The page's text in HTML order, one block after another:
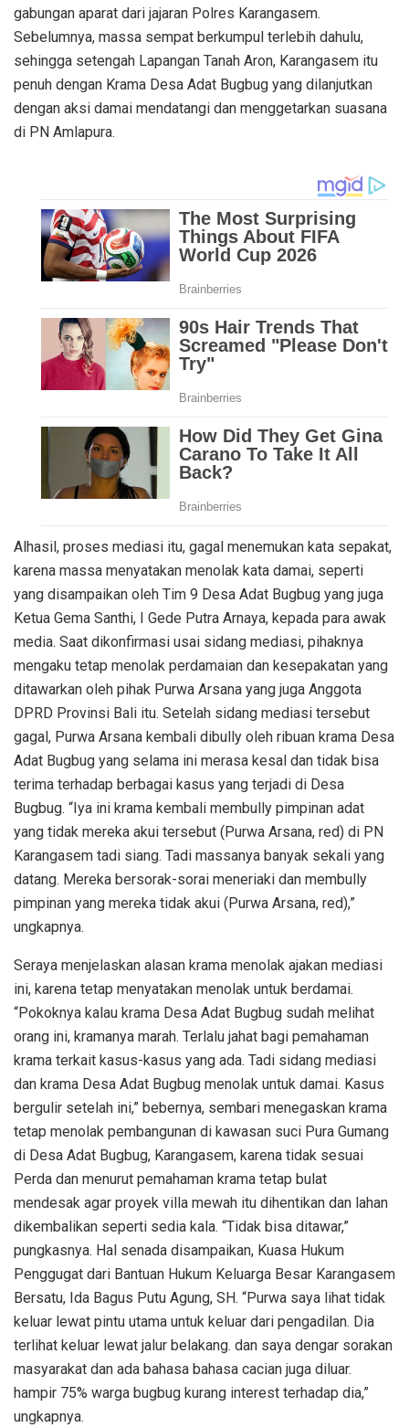
gabungan aparat dari jajaran Polres Karangasem.
Sebelumnya, massa sempat berkumpul terlebih dahulu,
sehingga setengah Lapangan Tanah Aron, Karangasem itu
penuh dengan Krama Desa Adat Bugbug yang dilanjutkan
dengan aksi damai mendatangi dan menggetarkan suasana
di PN Amlapura.
Alhasil, proses mediasi itu, gagal menemukan kata sepakat,
karena massa menyatakan menolak kata damai, seperti
yang disampaikan oleh Tim 9 Desa Adat Bugbug yang juga
Ketua Gema Santhi, I Gede Putra Arnaya, kepada para awak
media. Saat dikonfirmasi usai sidang mediasi, pihaknya
mengaku tetap menolak perdamaian dan kesepakatan yang
ditawarkan oleh pihak Purwa Arsana yang juga Anggota
DPRD Provinsi Bali itu. Setelah sidang mediasi tersebut
gagal, Purwa Arsana kembali dibully oleh ribuan krama Desa
Adat Bugbug yang selama ini merasa kesal dan tidak bisa
terima terhadap berbagai kasus yang terjadi di Desa
Bugbug. “Iya ini krama kembali membully pimpinan adat
yang tidak mereka akui tersebut (Purwa Arsana, red) di PN
Karangasem tadi siang. Tadi massanya banyak sekali yang
datang. Mereka bersorak-sorai meneriaki dan membully
pimpinan yang mereka tidak akui (Purwa Arsana, red),”
ungkapnya.
Seraya menjelaskan alasan krama menolak ajakan mediasi
ini, karena tetap menyatakan menolak untuk berdamai.
“Pokoknya kalau krama Desa Adat Bugbug sudah melihat
orang ini, kramanya marah. Terlalu jahat bagi pemahaman
krama terkait kasus-kasus yang ada. Tadi sidang mediasi
dan krama Desa Adat Bugbug menolak untuk damai. Kasus
bergulir setelah ini,” bebernya, sembari menegaskan krama
tetap menolak pembangunan di kawasan suci Pura Gumang
di Desa Adat Bugbug, Karangasem, karena tidak sesuai
Perda dan menurut pemahaman krama tetap bulat
mendesak agar proyek villa mewah itu dihentikan dan lahan
dikembalikan seperti sedia kala. “Tidak bisa ditawar,”
pungkasnya. Hal senada disampaikan, Kuasa Hukum
Penggugat dari Bantuan Hukum Keluarga Besar Karangasem
Bersatu, Ida Bagus Putu Agung, SH. “Purwa saya lihat tidak
keluar lewat pintu utama untuk keluar dari pengadilan. Dia
terlihat keluar lewat jalur belakang. dan saya dengar sorakan
masyarakat dan ada bahasa bahasa cacian juga diluar.
hampir 75% warga bugbug kurang interest terhadap dia,”
ungkapnya.